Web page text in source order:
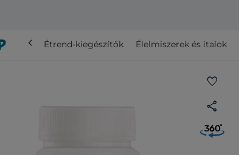
chevron_left
Összes Étrend-kiegészítők Élelmiszerek és italok
favorite
share